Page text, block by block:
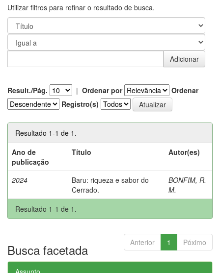
Utilizar filtros para refinar o resultado de busca.
Result./Pág. | Ordenar por
Ordenar
Registro(s)
Resultado 1-1 de 1.
Ano de
publicação
Título Autor(es)
2024
Baru: riqueza e sabor do
Cerrado.
BONFIM, R.
M.
Resultado 1-1 de 1.
Anterior 1 Póximo
Busca facetada